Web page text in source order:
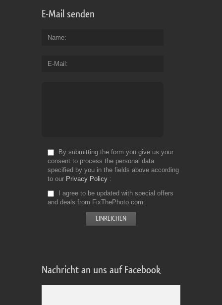
E-Mail senden
Name
E-Mail
By submitting the form you give us your
consent to process the personal data
specified by you in the fields above according
to our Privacy Policy
I agree to be updated with special offers
and deals from FixThePhoto.com
Nachricht an uns auf Facebook